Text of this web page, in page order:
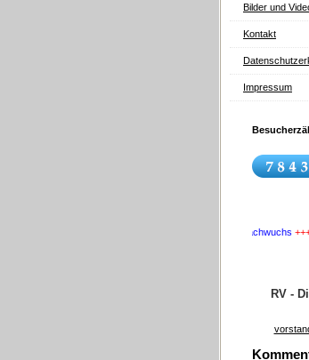
Bilder und
Kontakt
Impressum
Wir suchen Nachwuchs+++RV
RV -